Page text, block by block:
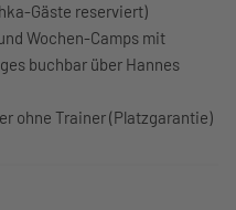
Gäste reserviert)
Wochen-Camps mit
buchbar über Hannes
ohne Trainer (Platzgarantie)